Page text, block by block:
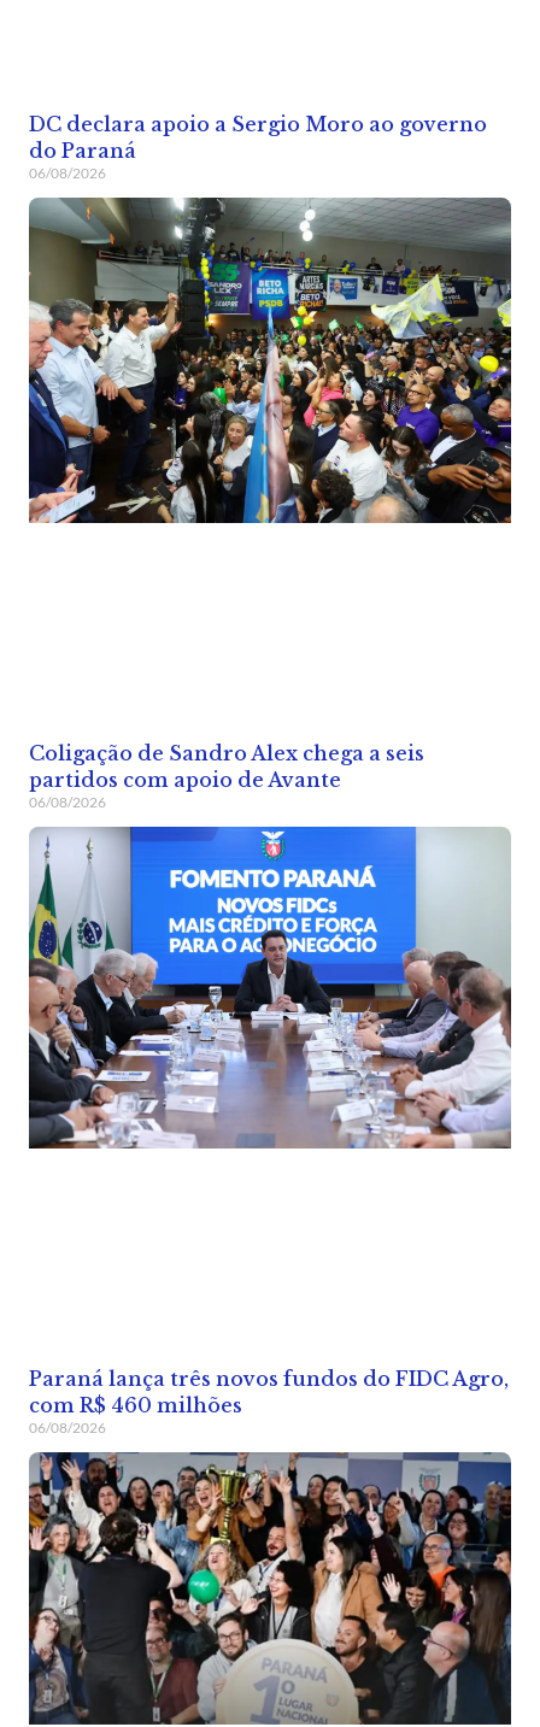
DC declara apoio a Sergio Moro ao governo
do Paraná
06/08/2026
Coligação de Sandro Alex chega a seis
partidos com apoio de Avante
06/08/2026
Paraná lança três novos fundos do FIDC Agro,
com R$ 460 milhões
06/08/2026